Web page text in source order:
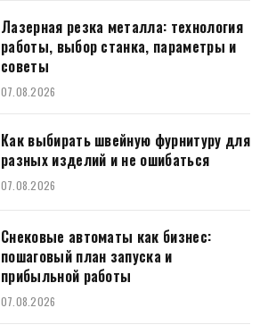
Лазерная резка металла: технология
работы, выбор станка, параметры и
советы
07.08.2026
Как выбирать швейную фурнитуру для
разных изделий и не ошибаться
07.08.2026
Снековые автоматы как бизнес:
пошаговый план запуска и
прибыльной работы
07.08.2026